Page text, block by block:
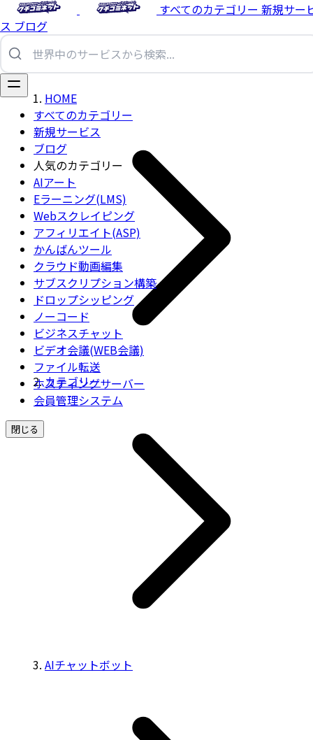
すべてのカテゴリー 新規サー
ス ブログ
すべてのカテゴリー
新規サービス
ブログ
人気のカテゴリー
AIアート
Eラーニング(LMS)
Webスクレイピング
アフィリエイト(ASP)
かんばんツール
クラウド動画編集
サブスクリプション構築
ドロップシッピング
ノーコード
ビジネスチャット
ビデオ会議(WEB会議)
ファイル転送
ホスティングサーバー
会員管理システム
閉じる
HOME
カテゴリー
AIチャットボット